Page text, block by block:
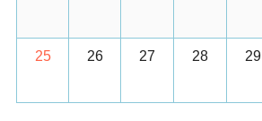
25 26 27 28 29